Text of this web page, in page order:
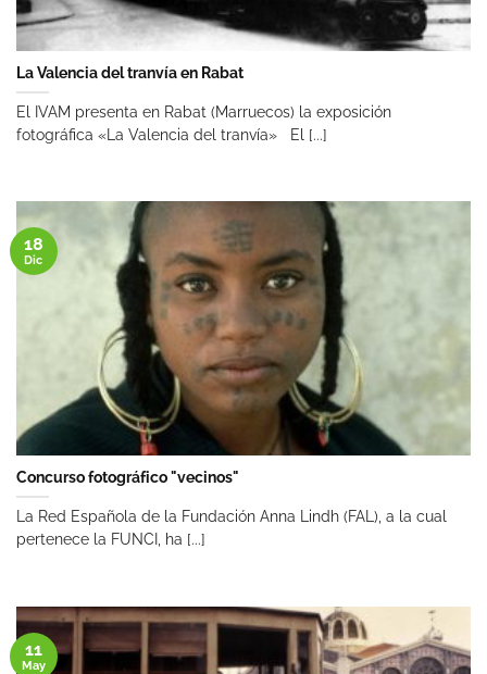
La Valencia del tranvía en Rabat
El IVAM presenta en Rabat (Marruecos) la exposición
fotográfica «La Valencia del tranvía» El [...]
Concurso fotográfico "vecinos"
La Red Española de la Fundación Anna Lindh (FAL), a la cual
pertenece la FUNCI, ha [...]
18
Dic
11
May